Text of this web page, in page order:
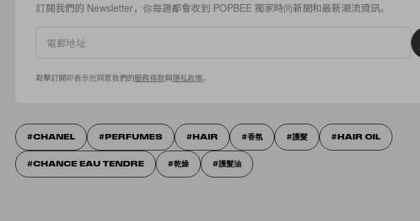
訂閱我們的 Newsletter，你每週都會收到 POPBEE 獨家時尚新聞和最新潮流資訊。
點擊訂閱即表示您同意我們的服務條款與隱私政策。
CHANEL PERFUMES HAIR 香氛 護髮 HAIR OIL
CHANCE EAU TENDRE 乾燥 護髮油